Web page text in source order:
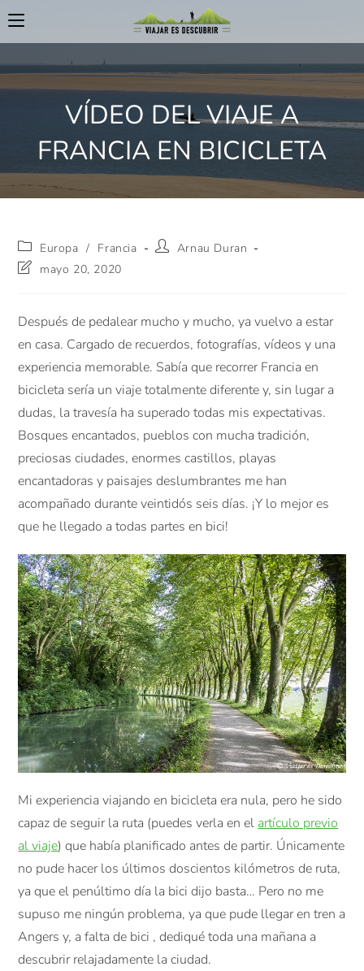
VÍDEO DEL VIAJE A
FRANCIA EN BICICLETA
Europa / Francia
Arnau Duran
mayo 20, 2020
Después de pedalear mucho y mucho, ya vuelvo a estar
en casa. Cargado de recuerdos, fotografías, vídeos y una
experiencia memorable. Sabía que recorrer Francia en
bicicleta sería un viaje totalmente diferente y, sin lugar a
dudas, la travesía ha superado todas mis expectativas.
Bosques encantados, pueblos con mucha tradición,
preciosas ciudades, enormes castillos, playas
encantadoras y paisajes deslumbrantes me han
acompañado durante veintidós seis días. ¡Y lo mejor es
que he llegado a todas partes en bici!
Mi experiencia viajando en bicicleta era nula, pero he sido
capaz de seguir la ruta (puedes verla en el artículo previo
al viaje) que había planificado antes de partir. Únicamente
no pude hacer los últimos doscientos kilómetros de ruta,
ya que el penúltimo día la bici dijo basta… Pero no me
supuso me ningún problema, ya que pude llegar en tren a
Angers y, a falta de bici , dediqué toda una mañana a
descubrir relajadamente la ciudad.